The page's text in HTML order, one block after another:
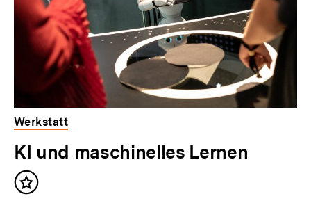
Werkstatt
KI und maschinelles Lernen
Inhalt